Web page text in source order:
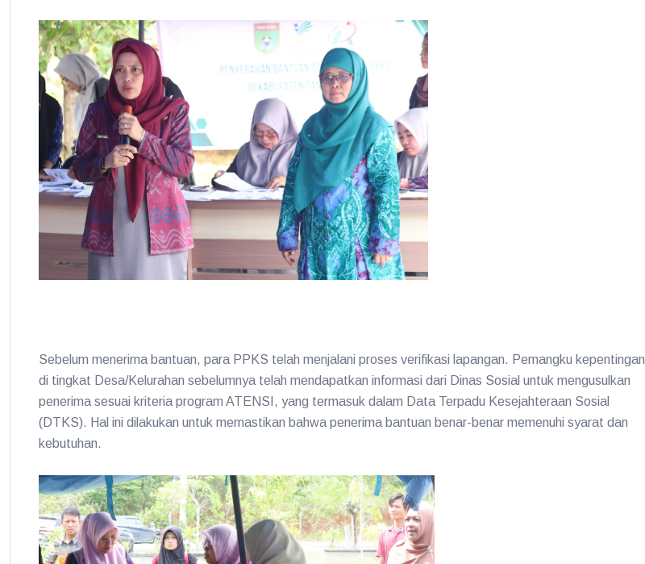
Sebelum menerima bantuan, para PPKS telah menjalani proses verifikasi lapangan. Pemangku kepentingan
di tingkat Desa/Kelurahan sebelumnya telah mendapatkan informasi dari Dinas Sosial untuk mengusulkan
penerima sesuai kriteria program ATENSI, yang termasuk dalam Data Terpadu Kesejahteraan Sosial
(DTKS). Hal ini dilakukan untuk memastikan bahwa penerima bantuan benar-benar memenuhi syarat dan
kebutuhan.